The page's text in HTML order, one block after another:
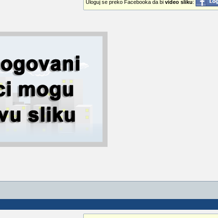
Uloguj se preko Facebooka da bi video sliku: